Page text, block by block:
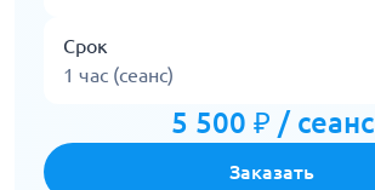
Срок
1 час (сеанс)
5 500 ₽ / сеанс
Заказать